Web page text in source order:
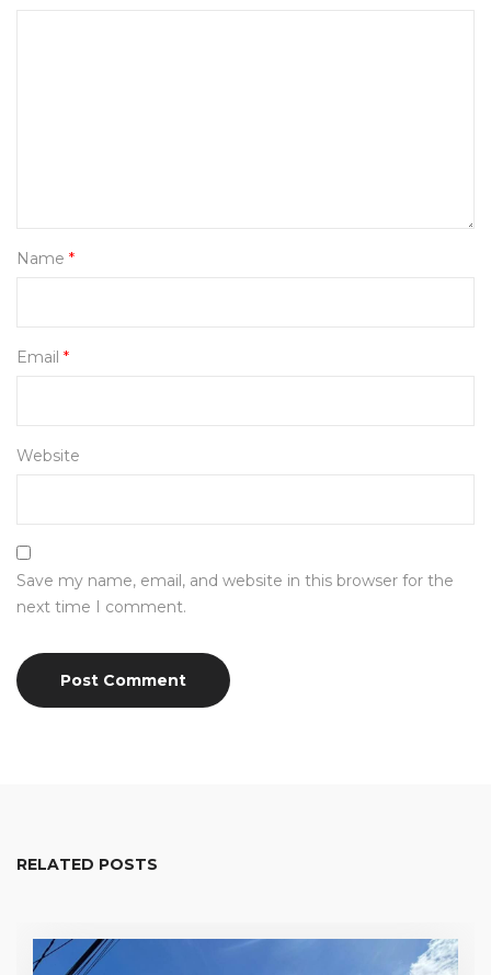
Name *
Email *
Website
Save my name, email, and website in this browser for the
next time I comment.
RELATED POSTS